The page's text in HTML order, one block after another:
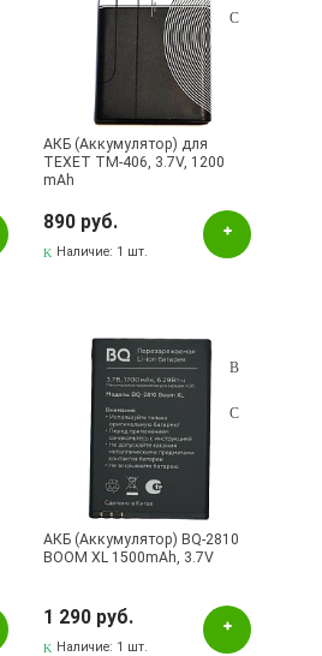
АКБ (Аккумулятор) для
TEXET TM-406, 3.7V, 1200
mAh
890 руб.
Наличие: 1 шт.
АКБ (Аккумулятор) BQ-2810
BOOM XL 1500mAh, 3.7V
1 290 руб.
Наличие: 1 шт.